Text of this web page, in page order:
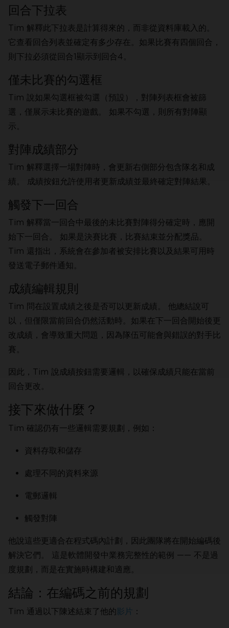
回合下拉表
Tim 解釋此下拉表是計算得來的，而非從資料庫載入的。
它查看回合列表並確定有多少存在。如果比賽有四個回合，
則下拉必須從回合1顯示到回合4。
僅未比賽的勾選框
Tim 說如果勾選框被勾選（預設），對陣列表框會被篩
選，僅展示未比賽的遊戲。 如果不勾選，則所有對陣顯
示。
對陣成績部分
Tim 解釋選擇一場對陣時，會更新右側部分包含隊名和成
績。 成績按鈕允許使用者更新成績並最終確定對陣結果。
觸發下一回合
Tim 解釋當一回合中最後的未比賽對陣得分確定時，應開
始下一回合。 如果是決賽比賽，比賽結束並分配獎品。
Tim 還指出，系統會在參加者被安排比賽以及結果可用時
發送電子郵件通知。
成績編輯規則
Tim 問在設置成績之後是否可以更新成績。 他總結說可
以，但僅限當前回合仍然活動時。如果在下一回合開始後更
改成績，會導致重大問題，因為隊伍可能會與錯誤的對手比
賽。
因此，Tim 說成績按鈕需要邏輯，以確保成績只能在當前
回合更改。
接下來做什麼？
Tim 確認仍有一些邏輯需要規劃，例如：
資料存取和儲存
處理不同的資料來源
電郵邏輯
觸發對陣
他說這些更適合在程式碼內計劃，因此團隊將在開始編碼後
解決它們。 這是軟體開發中業務完整性的範例 —— 不是過
度規劃，而是在實施時構建和適應。
結論：在編碼之前的規劃
Tim 通過以下陳述結束了他的影片 ：